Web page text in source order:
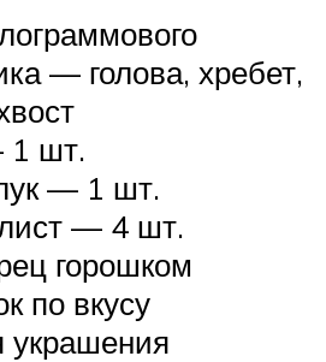
— голова, хребет,
1 шт.
— 1 шт.
— 4 шт.
горошком
по вкусу
украшения